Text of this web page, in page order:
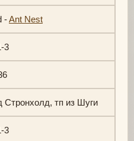
-Ant Nest
3
Стронхолд, тп из Шуги
3